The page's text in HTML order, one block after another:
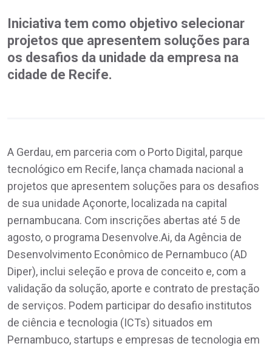
Iniciativa tem como objetivo selecionar
projetos que apresentem soluções para
os desafios da unidade da empresa na
cidade de Recife.
A Gerdau, em parceria com o Porto Digital, parque
tecnológico em Recife, lança chamada nacional a
projetos que apresentem soluções para os desafios
de sua unidade Açonorte, localizada na capital
pernambucana. Com inscrições abertas até 5 de
agosto, o programa Desenvolve.Ai, da Agência de
Desenvolvimento Econômico de Pernambuco (AD
Diper), inclui seleção e prova de conceito e, com a
validação da solução, aporte e contrato de prestação
de serviços. Podem participar do desafio institutos
de ciência e tecnologia (ICTs) situados em
Pernambuco, startups e empresas de tecnologia em